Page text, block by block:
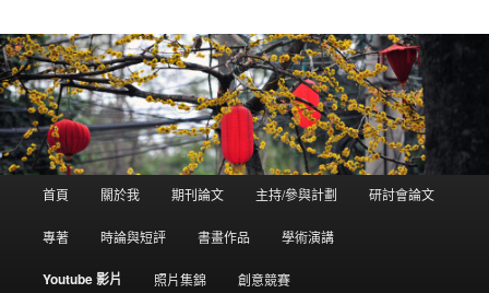
跳到主內容
跳到第二內容
首頁 關於我 期刊論文 主持/參與計劃 研討會論文
專著 時論與短評 書畫作品 學術演講
Youtube 影片 照片集錦 創意競賽